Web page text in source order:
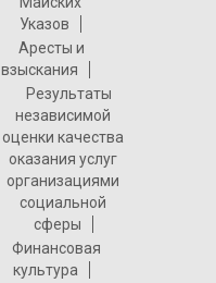
Указов
Аресты и
взыскания
Результаты
независимой
оценки качества
оказания услуг
организациями
социальной
сферы
Финансовая
культура